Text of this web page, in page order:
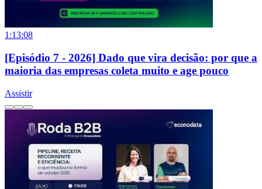
1:13:08
[Episódio 7 - 2026] Dado que vira decisão: por que a
maioria das empresas coleta muito e age pouco
Assistir